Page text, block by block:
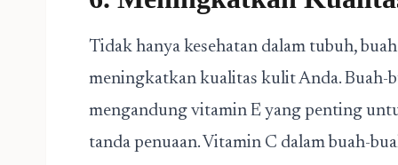
Tidak hanya kesehatan dalam tubuh,
meningkatkan kualitas kulit Anda. Buah-
mengandung vitamin E yang penting
tanda penuaan. Vitamin C dalam buah-